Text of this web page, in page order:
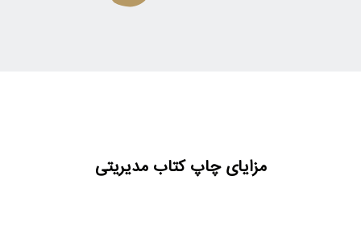
مزایای چاپ کتاب مدیریتی